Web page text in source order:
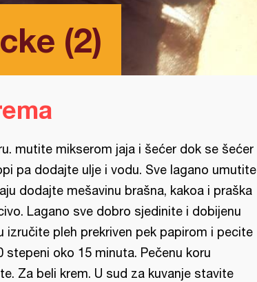
(2)
mutite mikserom jaja i šećer dok se šećer
pa dodajte ulje i vodu. Sve lagano umutite
dodajte mešavinu brašna, kakoa i praška
Lagano sve dobro sjedinite i dobijenu
izručite pleh prekriven pek papirom i pecite
stepeni oko 15 minuta. Pečenu koru
Za beli krem. U sud za kuvanje stavite